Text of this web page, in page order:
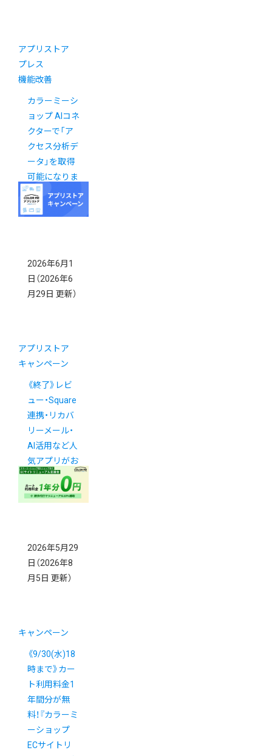
アプリストア
プレス
機能改善
カラーミーシ
ョップ AIコネ
クターで「ア
クセス分析デ
ータ」を取得
可能になりま
した
2026年6月1
日 （2026年6
月29日 更新）
アプリストア
キャンペーン
《終了》レビ
ュー・Square
連携・リカバ
リーメール・
AI活用など人
気アプリがお
得！
2026年5月29
日 （2026年8
月5日 更新）
キャンペーン
《9/30(水)18
時まで》カー
ト利用料金1
年間分が無
料！『カラーミ
ーショップ
ECサイトリ